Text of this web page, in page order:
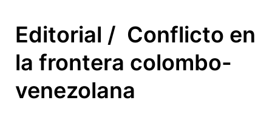
Editorial / Conflicto en
la frontera colombo-
venezolana